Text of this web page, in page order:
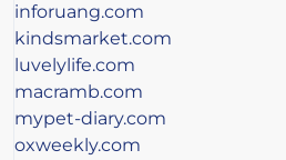
inforuang.com
kindsmarket.com
luvelylife.com
macramb.com
mypet-diary.com
oxweekly.com